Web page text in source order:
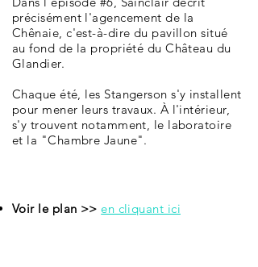
précisément l'agencement de la
Chênaie, c'est-à-dire du pavillon situé
au fond de la propriété du Château du
Glandier.
Chaque été, les Stangerson s'y installent
pour mener leurs travaux. À l'intérieur,
s'y trouvent notamment, le laboratoire
et la "Chambre Jaune".
Voir le plan >> en cliquant ici